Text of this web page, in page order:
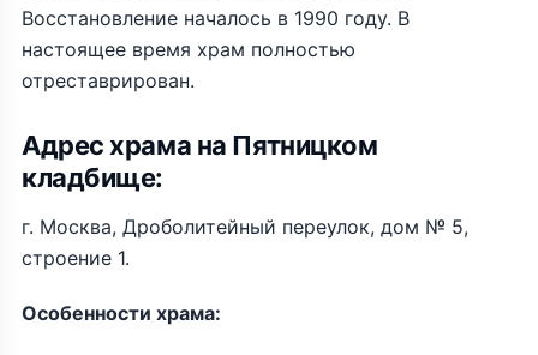
Восстановление началось в 1990 году. В
настоящее время храм полностью
отреставрирован.
Адрес храма на Пятницком
кладбище:
г. Москва, Дроболитейный переулок, дом № 5,
строение 1.
Особенности храма: